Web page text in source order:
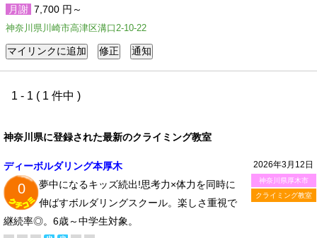
月謝 7,700 円～
神奈川県川崎市高津区溝口2-10-22
1 - 1 ( 1 件中 )
神奈川県に登録された最新のクライミング教室
2026年3月12日
神奈川県厚木市
クライミング教室
ディーボルダリング本厚木
0
夢中になるキッズ続出!思考力×体力を同時に
伸ばすボルダリングスクール。楽しさ重視で
継続率◎。6歳～中学生対象。